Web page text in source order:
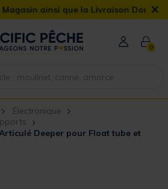
la Livraison Domicile offerte dès 90€
×
0
Électronique
Deeper pour Float tube et